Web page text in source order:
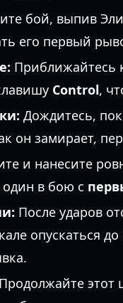
бой, выпив
его первый
Приближайтесь
Control,
Дождитесь,
он замирает,
и нанесите
в бою с
После ударов
опускаться
Продолжайте этот